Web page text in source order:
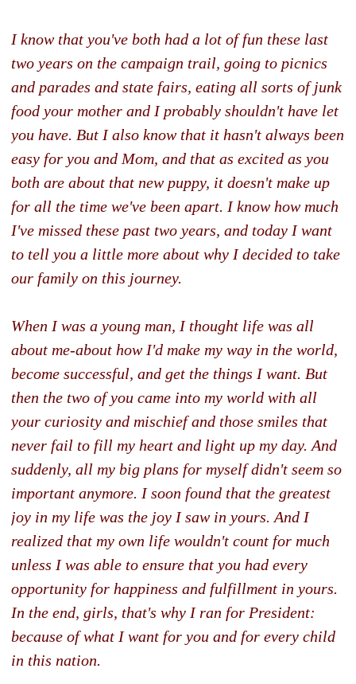
I know that you've both had a lot of fun these last
two years on the campaign trail, going to picnics
and parades and state fairs, eating all sorts of junk
food your mother and I probably shouldn't have let
you have. But I also know that it hasn't always been
easy for you and Mom, and that as excited as you
both are about that new puppy, it doesn't make up
for all the time we've been apart. I know how much
I've missed these past two years, and today I want
to tell you a little more about why I decided to take
our family on this journey.
When I was a young man, I thought life was all
about me-about how I'd make my way in the world,
become successful, and get the things I want. But
then the two of you came into my world with all
your curiosity and mischief and those smiles that
never fail to fill my heart and light up my day. And
suddenly, all my big plans for myself didn't seem so
important anymore. I soon found that the greatest
joy in my life was the joy I saw in yours. And I
realized that my own life wouldn't count for much
unless I was able to ensure that you had every
opportunity for happiness and fulfillment in yours.
In the end, girls, that's why I ran for President:
because of what I want for you and for every child
in this nation.